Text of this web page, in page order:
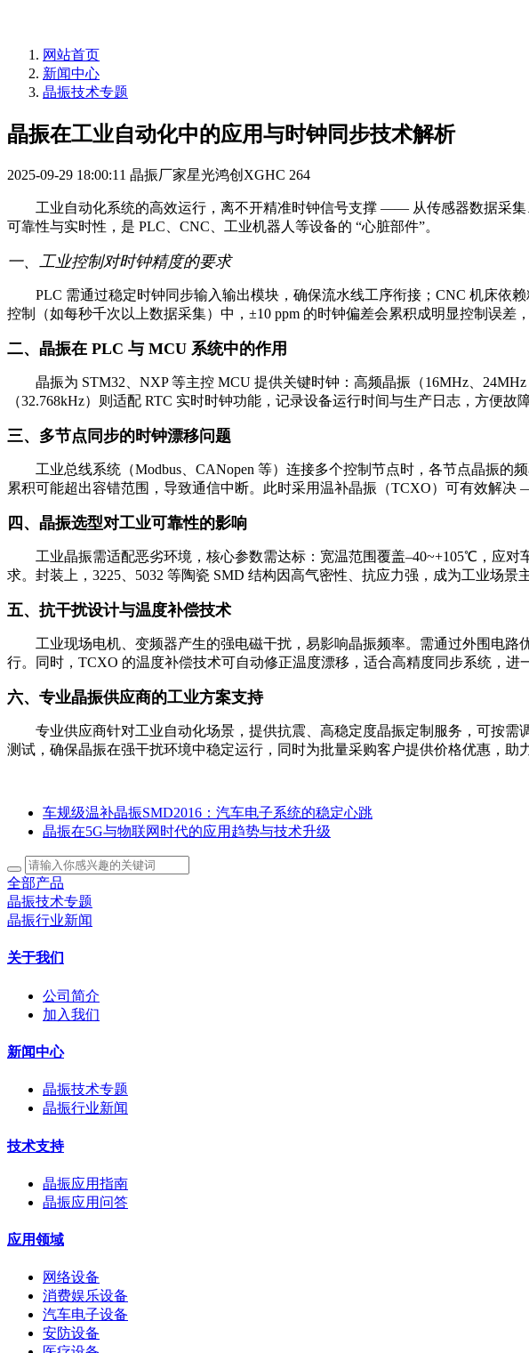
网站首页
新闻中心
晶振技术专题
晶振在工业自动化中的应用与时钟同步技术解析
2025-09-29 18:00:11 晶振厂家星光鸿创XGHC 264
工业自动化系统的高效运行，离不开精准时钟信号支撑 —— 从传感器数据采集
可靠性与实时性，是 PLC、CNC、工业机器人等设备的 “心脏部件”。
一、工业控制对时钟精度的要求
PLC 需通过稳定时钟同步输入输出模块，确保流水线工序衔接；CNC 机床依
控制（如每秒千次以上数据采集）中，±10 ppm 的时钟偏差会累积成明显控制误差
二、晶振在 PLC 与 MCU 系统中的作用
晶振为 STM32、NXP 等主控 MCU 提供关键时钟：高频晶振（16MHz、
（32.768kHz）则适配 RTC 实时时钟功能，记录设备运行时间与生产日志，方便故
三、多节点同步的时钟漂移问题
工业总线系统（Modbus、CANopen 等）连接多个控制节点时，各节点晶振的
累积可能超出容错范围，导致通信中断。此时采用温补晶振（TCXO）可有效解
四、晶振选型对工业可靠性的影响
工业晶振需适配恶劣环境，核心参数需达标：宽温范围覆盖–40~+105℃，应对
求。封装上，3225、5032 等陶瓷 SMD 结构因高气密性、抗应力强，成为工业场景
五、抗干扰设计与温度补偿技术
工业现场电机、变频器产生的强电磁干扰，易影响晶振频率。需通过外围电路
行。同时，TCXO 的温度补偿技术可自动修正温度漂移，适合高精度同步系统，进
六、专业晶振供应商的工业方案支持
专业供应商针对工业自动化场景，提供抗震、高稳定度晶振定制服务，可按需
测试，确保晶振在强干扰环境中稳定运行，同时为批量采购客户提供价格优惠，助
车规级温补晶振SMD2016：汽车电子系统的稳定心跳
晶振在5G与物联网时代的应用趋势与技术升级
全部产品
晶振技术专题
晶振行业新闻
关于我们
公司简介
加入我们
新闻中心
晶振技术专题
晶振行业新闻
技术支持
晶振应用指南
晶振应用问答
应用领域
网络设备
消费娱乐设备
汽车电子设备
安防设备